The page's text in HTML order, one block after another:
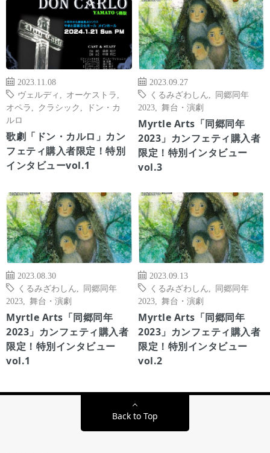
2023.11.08
ヴェルディ
オーケストラ
オペラ
クラシック
ドン・カ
ルロ
歌劇「ドン・カルロ」カン
フェティ購入者限定！特別
インタビューvol.1
2023.09.27
くるみざわしん
同郷同年
2023
舞台・演劇
Myrtle Arts「同郷同年
2023」カンフェティ購入者
限定！特別インタビュー
vol.3
2023.08.30
くるみざわしん
同郷同年
2023
舞台・演劇
Myrtle Arts「同郷同年
2023」カンフェティ購入者
限定！特別インタビュー
vol.1
2023.09.13
くるみざわしん
同郷同年
2023
舞台・演劇
Myrtle Arts「同郷同年
2023」カンフェティ購入者
限定！特別インタビュー
vol.2
Back to Top